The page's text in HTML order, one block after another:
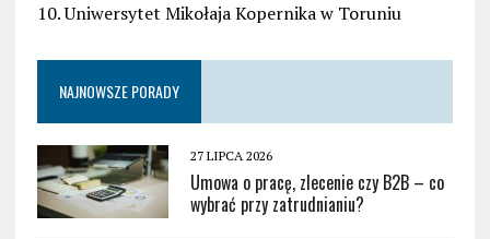
10. Uniwersytet Mikołaja Kopernika w Toruniu
NAJNOWSZE PORADY
27 LIPCA 2026
Umowa o pracę, zlecenie czy B2B – co
wybrać przy zatrudnianiu?